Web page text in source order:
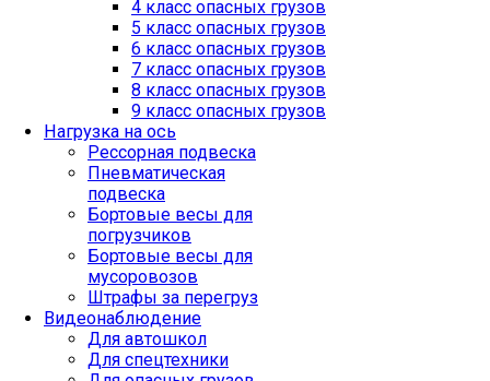
4 класс опасных грузов
5 класс опасных грузов
6 класс опасных грузов
7 класс опасных грузов
8 класс опасных грузов
9 класс опасных грузов
Нагрузка на ось
Рессорная подвеска
Пневматическая
подвеска
Бортовые весы для
погрузчиков
Бортовые весы для
мусоровозов
Штрафы за перегруз
Видеонаблюдение
Для автошкол
Для спецтехники